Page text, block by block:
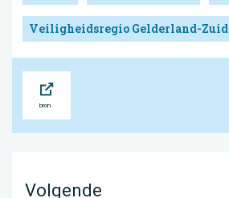
Veiligheidsregio Gelderland-Zuid
Volgende